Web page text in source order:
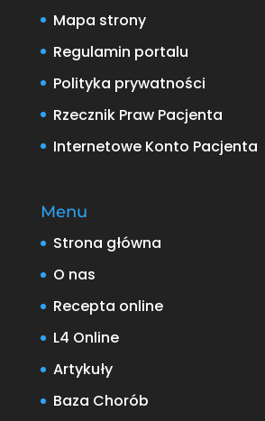
Mapa strony
Regulamin portalu
Polityka prywatności
Rzecznik Praw Pacjenta
Internetowe Konto Pacjenta
Menu
Strona główna
O nas
Recepta online
L4 Online
Artykuły
Baza Chorób